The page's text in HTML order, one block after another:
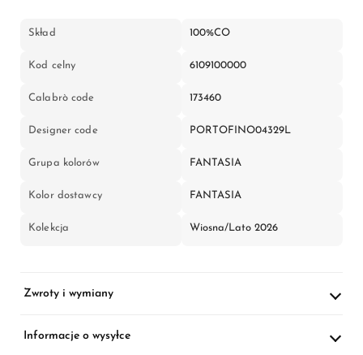
Skład 100%CO
Kod celny 6109100000
Calabrò code 173460
Designer code PORTOFINO04329L
Grupa kolorów FANTASIA
Kolor dostawcy FANTASIA
Kolekcja Wiosna/Lato 2026
Zwroty i wymiany
Informacje o wysyłce